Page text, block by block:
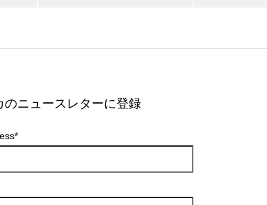
のニュースレターに登録
*